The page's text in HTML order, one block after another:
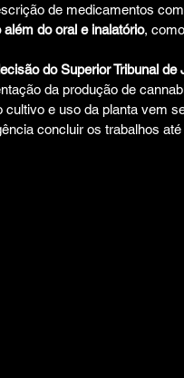
de medicamentos
do oral e inalatório,
do Superior Tribunal de
da produção de
e uso da planta vem
concluir os trabalhos